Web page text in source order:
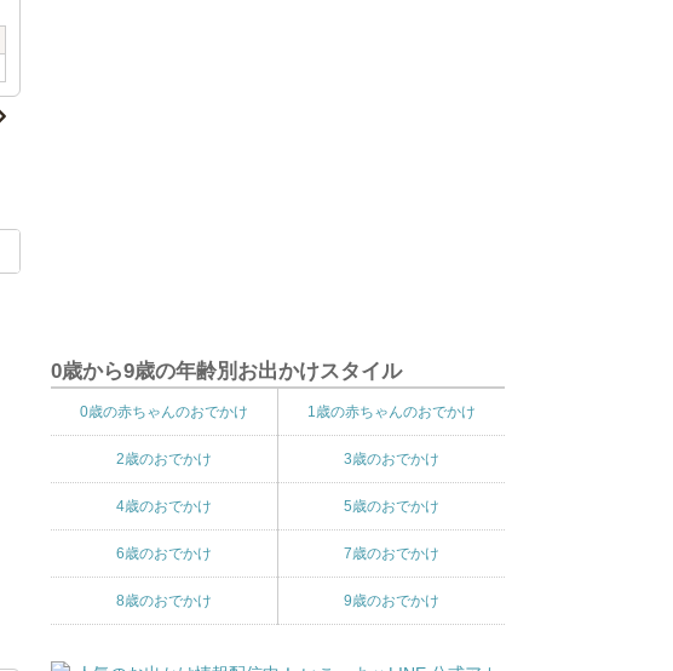
0歳から9歳の年齢別お出かけスタイル
0歳の赤ちゃんのおでかけ 1歳の赤ちゃんのおでかけ
2歳のおでかけ 3歳のおでかけ
4歳のおでかけ 5歳のおでかけ
6歳のおでかけ 7歳のおでかけ
8歳のおでかけ 9歳のおでかけ